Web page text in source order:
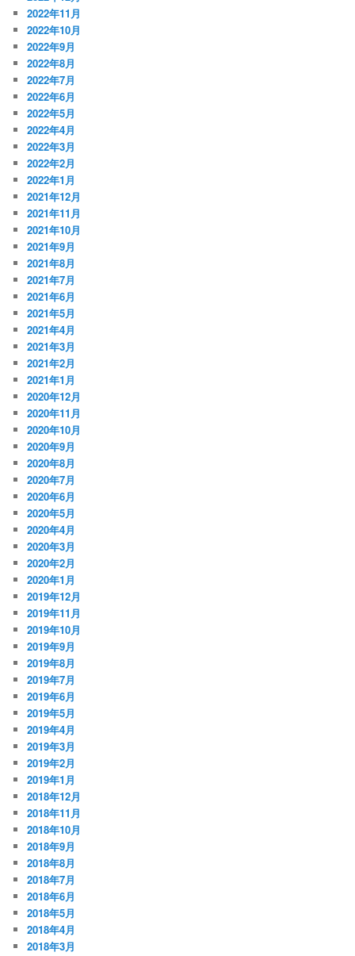
2022年11月
2022年10月
2022年9月
2022年8月
2022年7月
2022年6月
2022年5月
2022年4月
2022年3月
2022年2月
2022年1月
2021年12月
2021年11月
2021年10月
2021年9月
2021年8月
2021年7月
2021年6月
2021年5月
2021年4月
2021年3月
2021年2月
2021年1月
2020年12月
2020年11月
2020年10月
2020年9月
2020年8月
2020年7月
2020年6月
2020年5月
2020年4月
2020年3月
2020年2月
2020年1月
2019年12月
2019年11月
2019年10月
2019年9月
2019年8月
2019年7月
2019年6月
2019年5月
2019年4月
2019年3月
2019年2月
2019年1月
2018年12月
2018年11月
2018年10月
2018年9月
2018年8月
2018年7月
2018年6月
2018年5月
2018年4月
2018年3月